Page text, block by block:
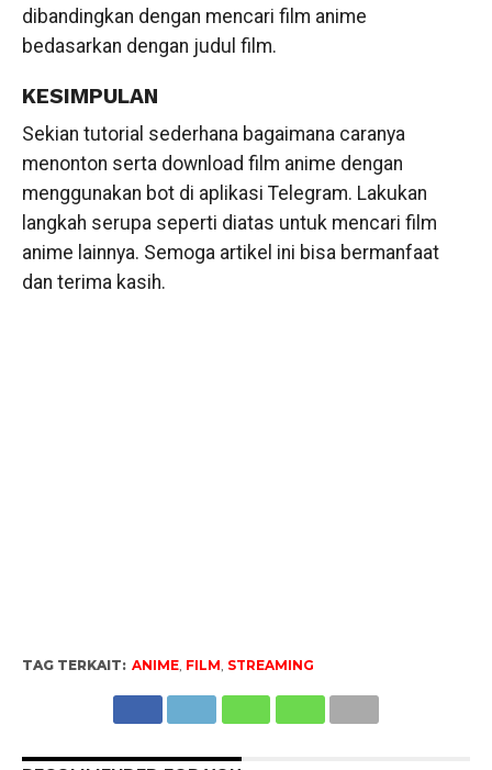
dibandingkan dengan mencari film anime
bedasarkan dengan judul film.
KESIMPULAN
Sekian tutorial sederhana bagaimana caranya
menonton serta download film anime dengan
menggunakan bot di aplikasi Telegram. Lakukan
langkah serupa seperti diatas untuk mencari film
anime lainnya. Semoga artikel ini bisa bermanfaat
dan terima kasih.
TAG TERKAIT: ANIME, FILM, STREAMING